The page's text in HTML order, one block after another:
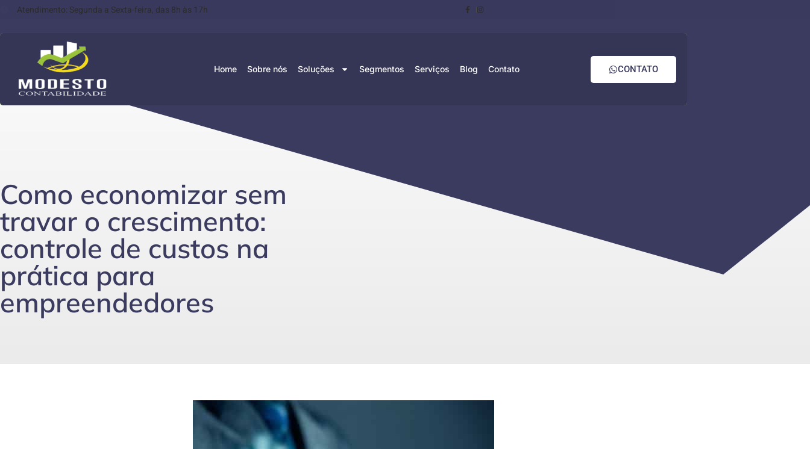
Atendimento: Segunda a Sexta-feira, das 8h às 17h
Home Sobre nós Soluções Segmentos Serviços Blog Contato CONTATO
Como economizar sem
travar o crescimento:
controle de custos na
prática para
empreendedores